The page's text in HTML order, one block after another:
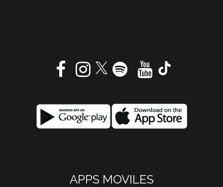
APPS MOVILES